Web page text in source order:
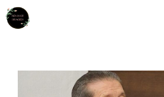
Aller
au